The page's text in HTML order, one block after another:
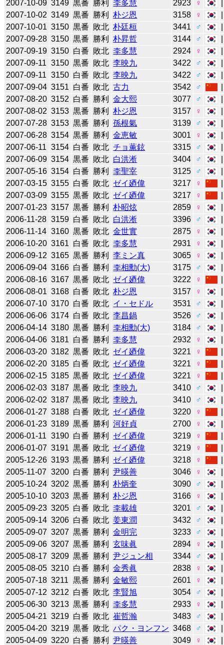
2007-10-09 3149 黒番 勝利 李多慧 2923 ♀
2007-10-02 3149 黒番 勝利 朴ジ恩 3158 ♀
2007-10-01 3150 黒番 敗北 朴廷桓 3441 ♂
2007-09-28 3150 黒番 勝利 朴昇哲 3144 ♂
2007-09-19 3150 白番 敗北 李多慧 2924 ♀
2007-09-11 3150 黒番 敗北 李映九 3422 ♂
2007-09-11 3150 白番 敗北 李映九 3422 ♂
2007-09-04 3151 白番 敗北 古力 3542 ♂
2007-08-20 3152 白番 勝利 金大熙 3077 ♂
2007-08-02 3153 黒番 勝利 朴ジ恩 3157 ♀
2007-07-28 3153 黒番 勝利 孫根氣 3139 ♂
2007-06-28 3154 黒番 勝利 金恵敏 3001 ♀
2007-06-11 3154 白番 敗北 チョ薫鉉 3315 ♂
2007-06-09 3154 黒番 敗北 白洪淅 3404 ♂
2007-05-16 3154 白番 勝利 李聖宰 3125 ♂
2007-03-15 3155 白番 敗北 ゼイ廼偉 3217 ♀
2007-03-09 3155 黒番 敗北 ゼイ廼偉 3217 ♀
2007-01-23 3157 黒番 勝利 朴昭炫 2859 ♀
2006-11-28 3159 白番 敗北 白洪淅 3396 ♂
2006-11-14 3160 黒番 敗北 金世實 2875 ♀
2006-10-20 3161 白番 敗北 李多慧 2931 ♀
2006-09-12 3165 黒番 勝利 李ミン真 3065 ♀
2006-09-04 3166 白番 勝利 李相勳(大) 3175 ♂
2006-08-16 3167 黒番 敗北 ゼイ廼偉 3222 ♀
2006-08-01 3168 白番 敗北 朴ジ恩 3157 ♀
2006-07-10 3170 白番 敗北 イ・セドル 3531 ♂
2006-06-06 3174 白番 敗北 李昌鍋 3526 ♂
2006-04-14 3180 黒番 勝利 李相勳(大) 3184 ♂
2006-04-06 3181 白番 勝利 李多慧 2932 ♀
2006-03-20 3182 黒番 敗北 ゼイ廼偉 3221 ♀
2006-02-20 3185 白番 敗北 ゼイ廼偉 3221 ♀
2006-02-15 3185 黒番 敗北 ゼイ廼偉 3221 ♀
2006-02-03 3187 黒番 敗北 李映九 3410 ♂
2006-02-02 3187 黒番 敗北 李映九 3410 ♂
2006-01-27 3188 白番 敗北 ゼイ廼偉 3220 ♀
2006-01-23 3189 黒番 勝利 河好貞 2700 ♀
2006-01-11 3190 白番 勝利 ゼイ廼偉 3219 ♀
2006-01-07 3191 黒番 敗北 ゼイ廼偉 3219 ♀
2005-12-26 3193 黒番 勝利 ゼイ廼偉 3218 ♀
2005-11-07 3200 白番 勝利 尹暎善 3046 ♀
2005-10-24 3202 黒番 勝利 朴炳奎 3090 ♂
2005-10-10 3203 黒番 勝利 朴ジ恩 3166 ♀
2005-09-23 3205 白番 敗北 李載雄 3201 ♂
2005-09-14 3206 白番 敗北 姜東潤 3432 ♂
2005-09-07 3207 黒番 勝利 金明完 3233 ♂
2005-09-06 3207 黒番 勝利 玄味眞 2894 ♀
2005-08-17 3209 黒番 勝利 尹ジュン相 3344 ♂
2005-08-05 3210 白番 勝利 金秀眞 2838 ♀
2005-07-18 3211 黒番 勝利 金敏熙 2601 ♀
2005-07-12 3212 白番 敗北 李賢旭 3054 ♂
2005-06-30 3213 黒番 勝利 李多慧 2933 ♀
2005-04-21 3219 白番 敗北 崔哲瀚 3483 ♂
2005-04-20 3219 黒番 敗北 パク・ヨンフン 3468 ♂
2005-04-09 3220 白番 勝利 尹暎善 3049 ♀